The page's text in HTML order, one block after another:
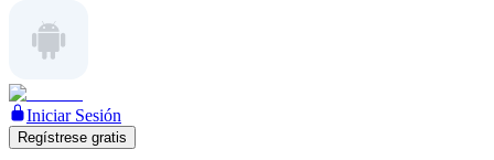
Iniciar Sesión
Regístrese gratis